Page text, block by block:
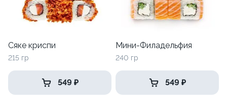
Сяке криспи
215 гр
549 ₽
Мини-Филадельфия
240 гр
549 ₽